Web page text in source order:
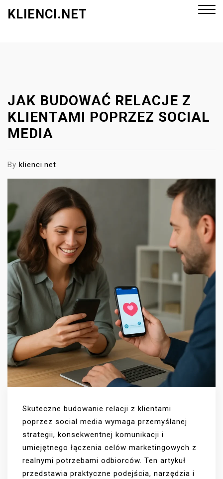
KLIENCI.NET
JAK BUDOWAĆ RELACJE Z
KLIENTAMI POPRZEZ SOCIAL
MEDIA
By klienci.net
Skuteczne budowanie relacji z klientami
poprzez social media wymaga przemyślanej
strategii, konsekwentnej komunikacji i
umiejętnego łączenia celów marketingowych z
realnymi potrzebami odbiorców. Ten artykuł
przedstawia praktyczne podejścia, narzędzia i